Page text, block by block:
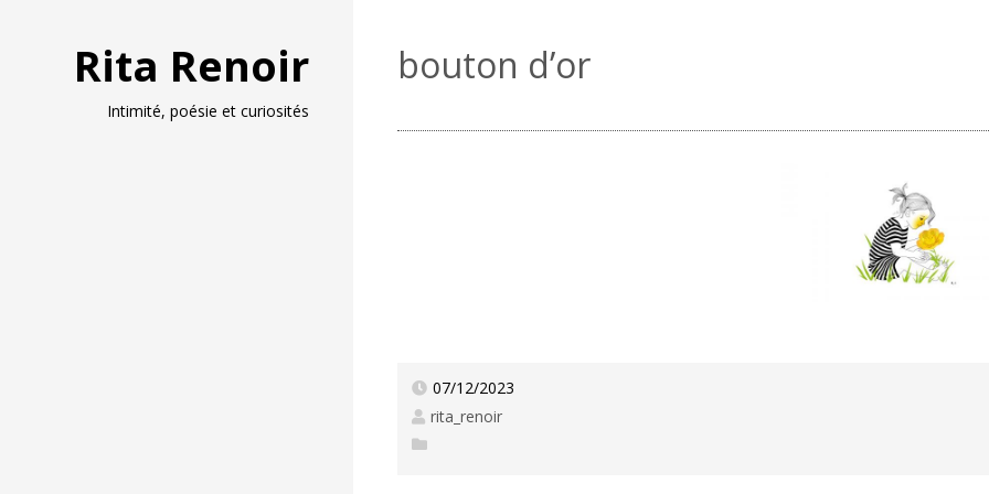
Rita Renoir
Intimité, poésie et curiosités
bouton d’or
07/12/2023
rita_renoir